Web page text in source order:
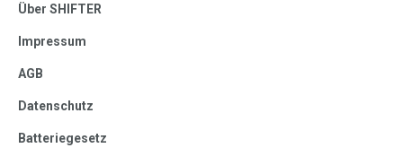
Über SHIFTER
Impressum
AGB
Datenschutz
Batteriegesetz